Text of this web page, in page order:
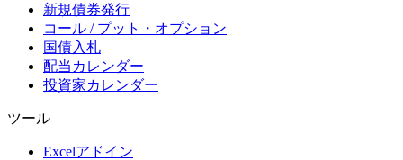
新規債券発行
コール / プット・オプション
国債入札
配当カレンダー
投資家カレンダー
ツール
Excelアドイン